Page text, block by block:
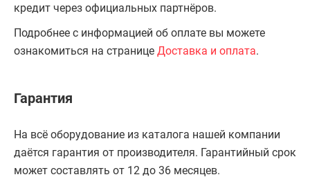
кредит через официальных партнёров.
Подробнее с информацией об оплате вы можете
ознакомиться на странице Доставка и оплата.
Гарантия
На всё оборудование из каталога нашей компании
даётся гарантия от производителя. Гарантийный срок
может составлять от 12 до 36 месяцев.